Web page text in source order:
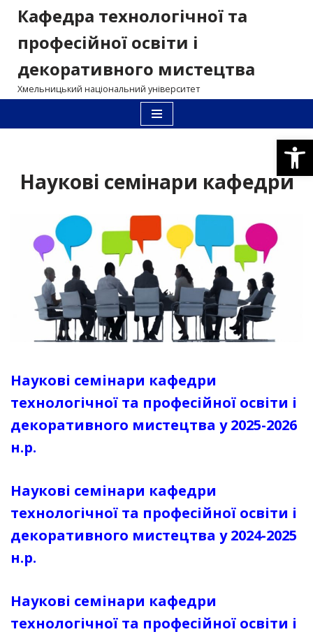
Перейти
вмісту
Кафедра технологічної та
професійної освіти і
декоративного мистецтва
Хмельницький національний університет
Наукові семінари кафедри
Наукові семінари кафедри
технологічної та професійної освіти і
декоративного мистецтва у 2025-2026
н.р.
Наукові семінари кафедри
технологічної та професійної освіти і
декоративного мистецтва у 2024-2025
н.р.
Наукові семінари кафедри
технологічної та професійної освіти і